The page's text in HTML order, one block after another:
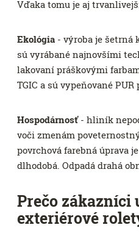
Vďaka tomu je aj
Ekológia - výroba je šetrná
sú vyrábané najnovšími
lakovaní práškovými
TGIC a sú vypeňované PUR
Hospodárnosť- hliník
voči zmenám
povrchová farebná úprava
dlhodobá. Odpadá drahá
Prečo zákazníci
exteriérové